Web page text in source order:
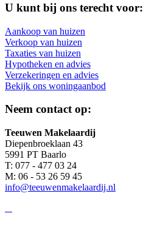
U kunt bij ons terecht voor:
Aankoop van huizen
Verkoop van huizen
Taxaties van huizen
Hypotheken en advies
Verzekeringen en advies
Bekijk ons woningaanbod
Neem contact op:
Teeuwen Makelaardij
Diepenbroeklaan 43
5991 PT Baarlo
T: 077 - 477 03 24
M: 06 - 53 26 59 45
info@teeuwenmakelaardij.nl